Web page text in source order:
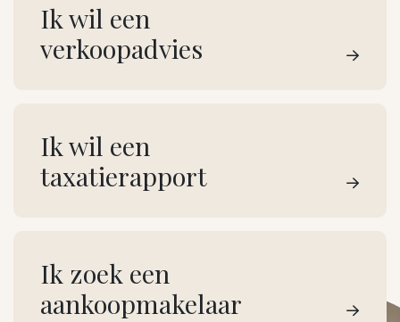
Ik wil een
verkoopadvies
Ik wil een
taxatie­rapport
Ik zoek een
aankoop­makelaar